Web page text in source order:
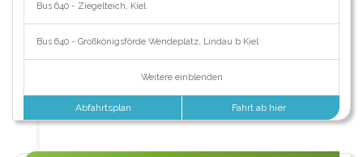
Bus 640 - Ziegelteich, Kiel
Bus 640 - Großkönigsförde Wendeplatz, Lindau b Kiel
Weitere einblenden
Abfahrtsplan Fahrt ab hier